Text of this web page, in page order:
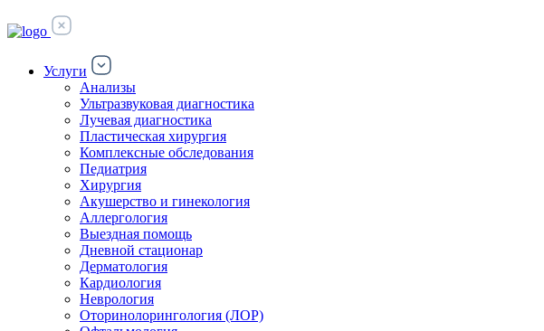
Услуги
Анализы
Ультразвуковая диагностика
Лучевая диагностика
Пластическая хирургия
Комплексные обследования
Педиатрия
Хирургия
Акушерство и гинекология
Аллергология
Выездная помощь
Дневной стационар
Дерматология
Кардиология
Неврология
Оторинолорингология (ЛОР)